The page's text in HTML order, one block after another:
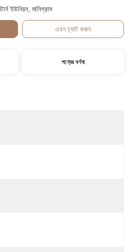
ইউনিয়ন, মানিগ্রাম
এখন চ্যাট করুন
পণ্যের বর্ণনা